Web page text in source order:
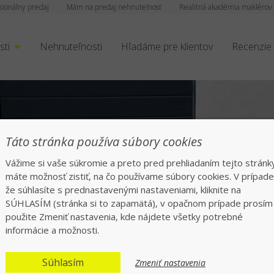
Realitná akadémia maklérov
Mám na predaj nehnuteľnosť
predaj
Nehnuteľnosti Hľadáme pre klientov Recenzie
priestor pre
Táto stránka používa súbory cookies
Vážime si vaše súkromie a preto pred prehliadaním tejto
máte možnosť zistiť, na čo používame súbory cookies. V
že súhlasíte s prednastavenými nastaveniami, kliknite na
SÚHLASÍM (stránka si to zapamätá), v opačnom prípade prosím
použite Zmeniť nastavenia, kde nájdete všetky potrebné
informácie a možnosti.
Súhlasím Zmeniť nastavenia